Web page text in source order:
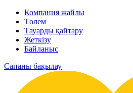
Компания жайлы
Төлем
Тауарды қайтару
Жеткізу
Байланыс
Сапаны бақылау